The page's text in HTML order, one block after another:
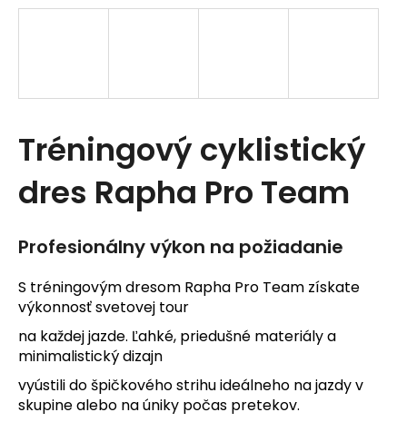
Tréningový cyklistický
dres Rapha Pro Team
Profesionálny výkon na požiadanie
S tréningovým dresom Rapha Pro Team získate
výkonnosť svetovej tour
na každej jazde. Ľahké, priedušné materiály a
minimalistický dizajn
vyústili do špičkového strihu ideálneho na jazdy v
skupine alebo na úniky počas pretekov.
j
ť
?